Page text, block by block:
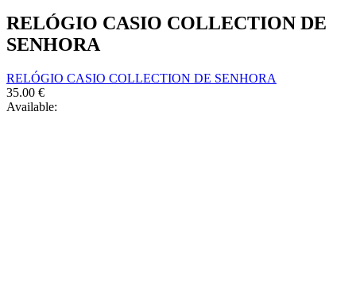
RELÓGIO CASIO COLLECTION DE
SENHORA
RELÓGIO CASIO COLLECTION DE SENHORA
35.00 €
Available: